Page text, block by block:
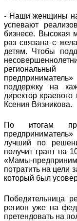
- Наши женщины
успевают
бизнесе. Высокая
раз связана с
детям. Чтобы
поддержку на
директор
Ксения Вязникова.
По итогам
лучший по
получит грант на
«Мамы-
потратить на цели
который был
Победительница
регион уже на
претендовать на